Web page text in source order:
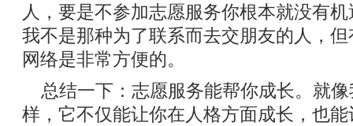
人，要是不参加志愿服务你根本就没有
我不是那种为了联系而去交朋友的人，
网络是非常方便的。
总结一下：志愿服务能帮你成长。就像
样，它不仅能让你在人格方面成长，也